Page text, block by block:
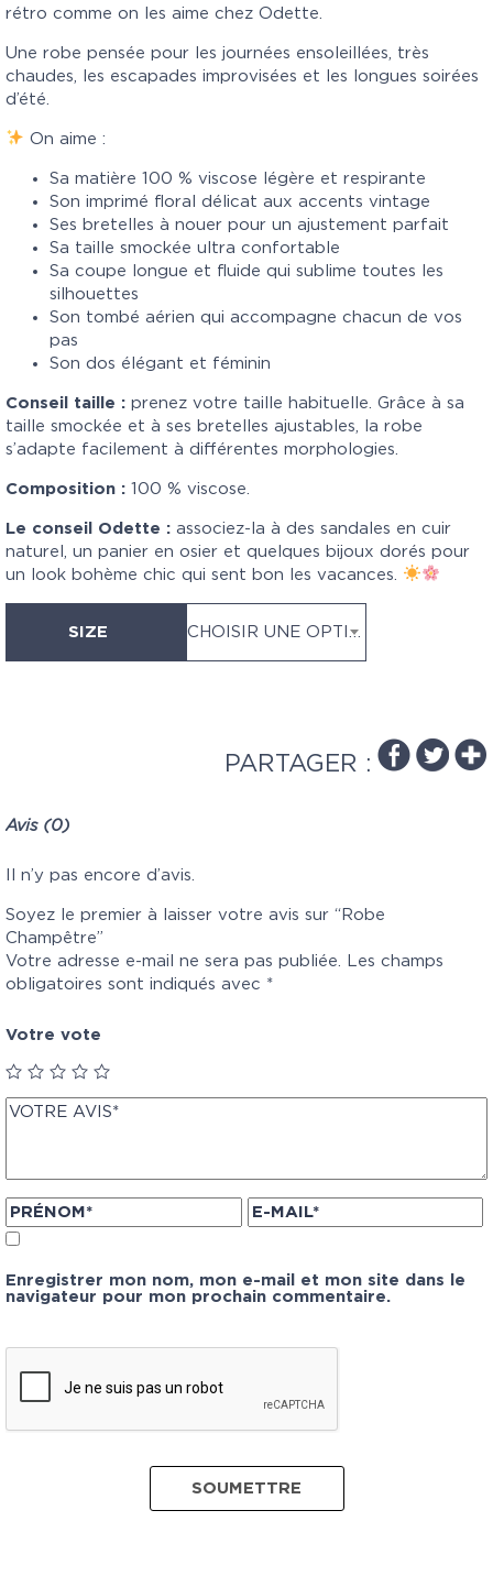
rétro comme on les aime chez Odette.
Une robe pensée pour les journées ensoleillées, très
chaudes, les escapades improvisées et les longues soirées
d’été.
On aime :
Sa matière 100 % viscose légère et respirante
Son imprimé floral délicat aux accents vintage
Ses bretelles à nouer pour un ajustement parfait
Sa taille smockée ultra confortable
Sa coupe longue et fluide qui sublime toutes les
silhouettes
Son tombé aérien qui accompagne chacun de vos
pas
Son dos élégant et féminin
Conseil taille : prenez votre taille habituelle. Grâce à sa
taille smockée et à ses bretelles ajustables, la robe
s’adapte facilement à différentes morphologies.
Composition : 100 % viscose.
Le conseil Odette : associez-la à des sandales en cuir
naturel, un panier en osier et quelques bijoux dorés pour
un look bohème chic qui sent bon les vacances.
SIZE CHOISIR UNE OPTION
PARTAGER :
Avis (0)
Il n’y pas encore d’avis.
Soyez le premier à laisser votre avis sur “Robe
Champêtre”
Votre adresse e-mail ne sera pas publiée.
Les champs
obligatoires sont indiqués avec *
Votre vote
Enregistrer mon nom, mon e-mail et mon site dans le
navigateur pour mon prochain commentaire.